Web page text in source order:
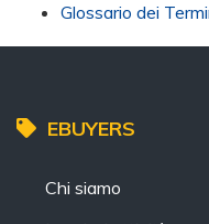
Glossario dei
EBUYERS
Chi siamo